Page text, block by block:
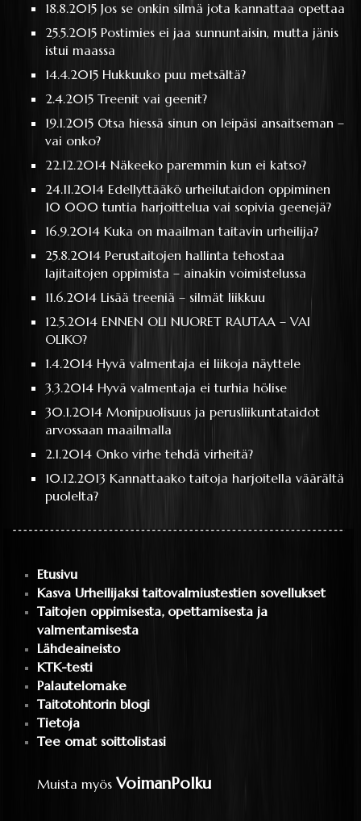
18.8.2015 Jos se onkin silmä jota kannattaa opettaa
25.5.2015Postimies ei jaa sunnuntaisin, mutta jänis
istui maassa
14.4.2015Hukkuuko puu metsältä?
2.4.2015Treenit vai geenit?
19.1.2015 Otsa hiessä sinun on leipäsi ansaitseman –
vai onko?
22.12.2014Näkeeko paremmin kun ei katso?
24.11.2014Edellyttääkö urheilutaidon oppiminen
10 000 tuntia harjoittelua vai sopivia geenejä?
16.9.2014Kuka on maailman taitavin urheilija?
25.8.2014Perustaitojen hallinta tehostaa
lajitaitojen oppimista – ainakin voimistelussa
11.6.2014Lisää treeniä – silmät liikkuu
12.5.2014ENNEN OLI NUORET RAUTAA – VAI
OLIKO?
1.4.2014Hyvä valmentaja ei liikoja näyttele
3.3.2014Hyvä valmentaja ei turhia hölise
30.1.2014 Monipuolisuus ja perusliikuntataidot
arvossaan maailmalla
2.1.2014 Onko virhe tehdä virheitä?
10.12.2013Kannattaako taitoja harjoitella väärältä
puolelta?
Etusivu
Kasva Urheilijaksi taitovalmiustestien sovellukset
Taitojen oppimisesta, opettamisesta ja
valmentamisesta
Lähdeaineisto
KTK-testi
Palautelomake
Taitotohtorin blogi
Tietoja
Tee omat soittolistasi
Muista myös VoimanPolku